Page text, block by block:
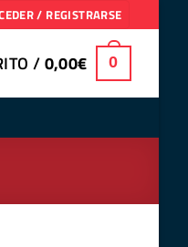
/ REGISTRARSE
/0,00€ 0